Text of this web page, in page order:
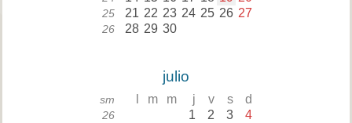
25 21 22 23 24 25 26 27
26 28 29 30
julio
sm m m j v s d
26 1 2 3 4